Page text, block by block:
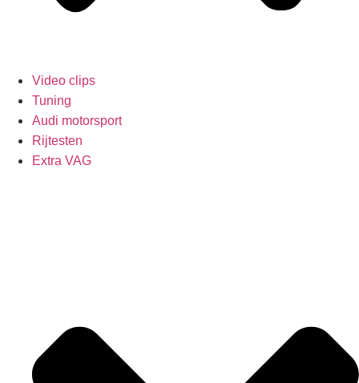
Video clips
Tuning
Audi motorsport
Rijtesten
Extra VAG